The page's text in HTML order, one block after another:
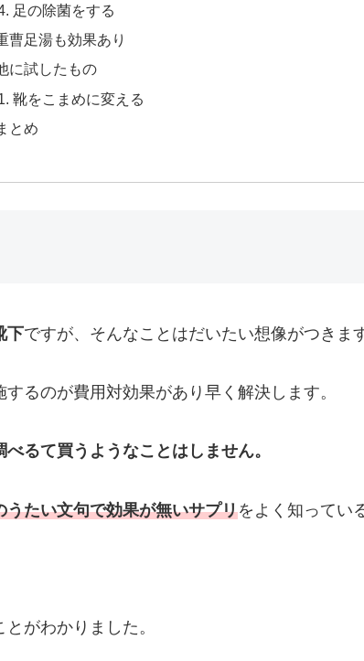
足の除菌をする
曹足湯も効果あり
に試したもの
靴をこまめに変える
とめ
下ですが、そんなことはだいたい想像がつきま
るのが費用対効果があり早く解決します。
るて買うようなことはしません。
たい文句で効果が無いサプリをよく知ってい
がわかりました。